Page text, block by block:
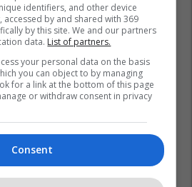
identifiers, and other device
by and shared with 369
by this site. We and our partners
data. List of partners.
your personal data on the basis
you can object to by managing
for a link at the bottom of this page
or withdraw consent in privacy
Consent